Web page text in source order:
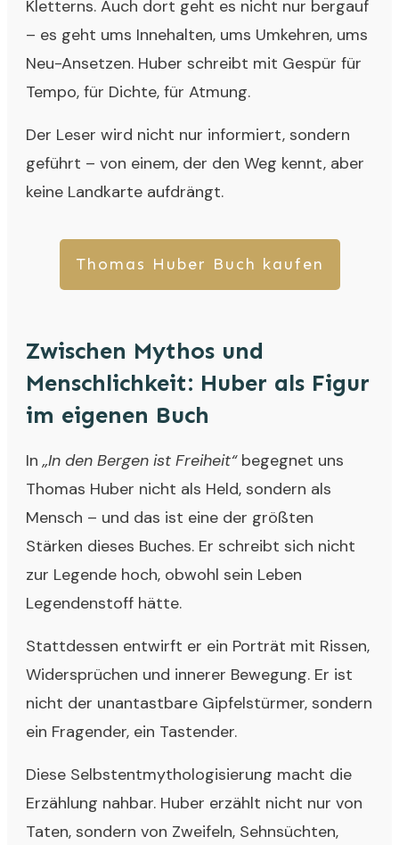
Kletterns. Auch dort geht es nicht nur bergauf
– es geht ums Innehalten, ums Umkehren, ums
Neu-Ansetzen. Huber schreibt mit Gespür für
Tempo, für Dichte, für Atmung.
Der Leser wird nicht nur informiert, sondern
geführt – von einem, der den Weg kennt, aber
keine Landkarte aufdrängt.
Thomas Huber Buch kaufen
Zwischen Mythos und
Menschlichkeit: Huber als Figur
im eigenen Buch
In „In den Bergen ist Freiheit“begegnet uns
Thomas Huber nicht als Held, sondern als
Mensch – und das ist eine der größten
Stärken dieses Buches. Er schreibt sich nicht
zur Legende hoch, obwohl sein Leben
Legendenstoff hätte.
Stattdessen entwirft er ein Porträt mit Rissen,
Widersprüchen und innerer Bewegung. Er ist
nicht der unantastbare Gipfelstürmer, sondern
ein Fragender, ein Tastender.
Diese Selbstentmythologisierung macht die
Erzählung nahbar. Huber erzählt nicht nur von
Taten, sondern von Zweifeln, Sehnsüchten,